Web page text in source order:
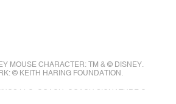
MOUSE CHARACTER: TM & © DISNEY.
© KEITH HARING FOUNDATION.
LLC. COACH, COACH SIGNATURE C